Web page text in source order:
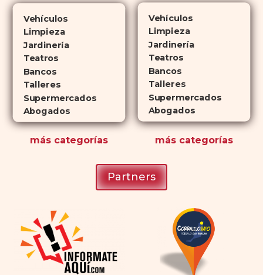
veces más tiempo que Viagra, lo
atractiva para quienes no desean
planificar sus actividades
románticas con antelación.
Vehículos
Limpieza
Jardinería
Teatros
Bancos
Talleres
Supermercados
Abogados
más categorías
Vehículos
Limpieza
Jardinería
Teatros
Bancos
Talleres
Supermercados
Abogados
máscategorías
Partners